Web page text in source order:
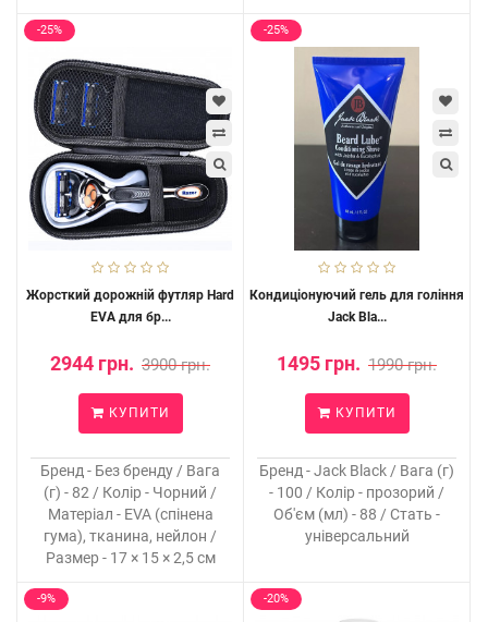
-25%
Жорсткий дорожній футляр Hard
EVA для бр...
2944 грн. 3900 грн.
КУПИТИ
Бренд - Без бренду / Вага
(г) - 82 / Колір - Чорний /
Матеріал - EVA (спінена
гума), тканина, нейлон /
Размер - 17 × 15 × 2,5 см
-25%
Кондиціонуючий гель для гоління
Jack Bla...
1495 грн. 1990 грн.
КУПИТИ
Бренд - Jack Black / Вага (г)
- 100 / Колір - прозорий /
Об'єм (мл) - 88 / Стать -
універсальний
-9% -20%